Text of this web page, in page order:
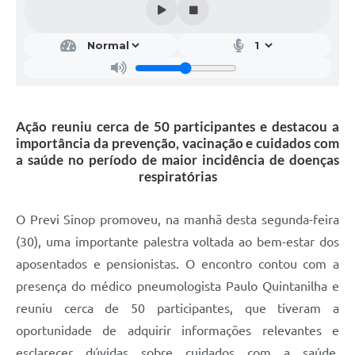
Ação reuniu cerca de 50 participantes e destacou a
importância da prevenção, vacinação e cuidados com
a saúde no período de maior incidência de doenças
respiratórias
O Previ Sinop promoveu, na manhã desta segunda-feira
(30), uma importante palestra voltada ao bem-estar dos
aposentados e pensionistas. O encontro contou com a
presença do médico pneumologista Paulo Quintanilha e
reuniu cerca de 50 participantes, que tiveram a
oportunidade de adquirir informações relevantes e